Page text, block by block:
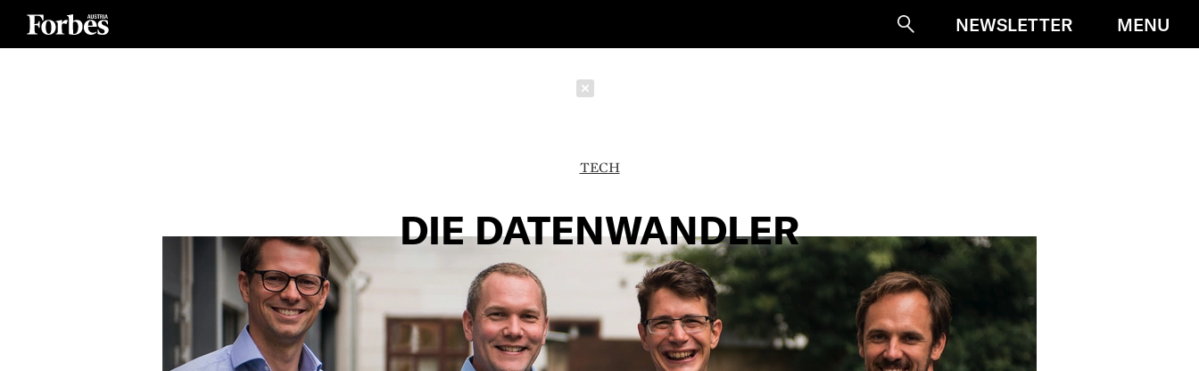
SucheNEWSLETTER MENU
TECH
DIE DATENWANDLER